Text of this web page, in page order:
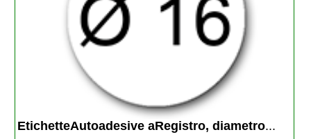
EtichetteAutoadesive aRegistro, diametro...